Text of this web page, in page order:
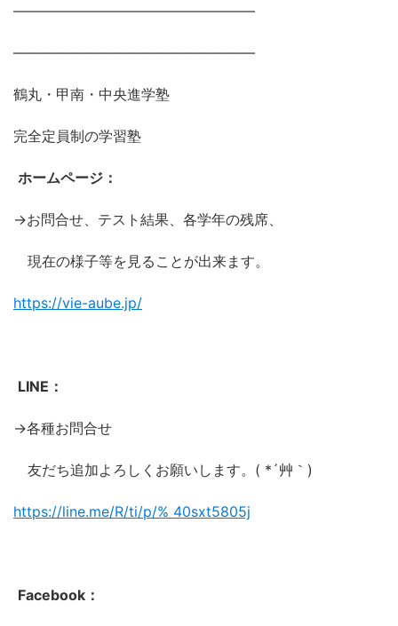
―――――――――――――――――
―――――――――――――――――
鶴丸・甲南・中央進学塾
完全定員制の学習塾
ホームページ：
→お問合せ、テスト結果、各学年の残席、
現在の様子等を見ることが出来ます。
https://vie-aube.jp/
LINE：
→各種お問合せ
友だち追加よろしくお願いします。( *´艸｀)
https://line.me/R/ti/p/% 40sxt5805j
Facebook：